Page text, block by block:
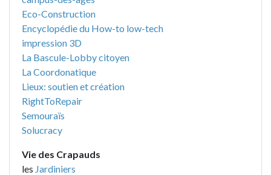
Eco-Construction
Encyclopédie du How-to low-tech
impression 3D
La Bascule-Lobby citoyen
La Coordonatique
Lieux: soutien et création
RightToRepair
Semouraïs
Solucracy
Vie des Crapauds
les Jardiniers